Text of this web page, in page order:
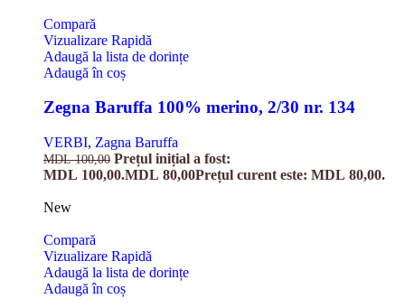
Compară
Vizualizare Rapidă
Adaugă la lista de dorințe
Adaugă în coș
Zegna Baruffa 100% merino, 2/30 nr. 134
VERBI, Zagna Baruffa
MDL100,00 Prețul inițial a fost:
MDL 100,00.MDL 80,00Prețul curent este: MDL 80,00.
New
Compară
Vizualizare Rapidă
Adaugă la lista de dorințe
Adaugă în coș